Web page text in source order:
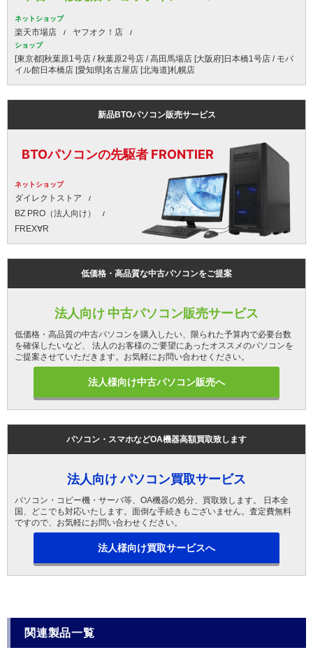
ネットショップ
楽天市場店 ヤフオク！店
ショップ
[東京都]秋葉原1号店 / 秋葉原2号店 / 高田馬場店 [大阪府]日本橋1号店 / モバ
イル館日本橋店 [愛知県]名古屋店 [北海道]札幌店
新品BTOパソコン販売サービス
BTOパソコンの先駆者 FRONTIER
ネットショップ
ダイレクトストア
BZ PRO（法人向け）
FREX∀R
低価格・高品質な中古パソコンをご提案
法人向け 中古パソコン販売サービス
低価格・高品質の中古パソコンを購入したい、限られた予算内で必要台数
を確保したいなど、 法人のお客様のご要望にあったオススメのパソコンを
ご提案させていただきます。お気軽にお問い合わせください。
法人様向け中古パソコン販売へ
パソコン・スマホなどOA機器高額買取致します
法人向け パソコン買取サービス
パソコン・コピー機・サーバ等、OA機器の処分、買取致します。 日本全
国、どこでも対応いたします。面倒な手続きもございません。査定費無料
ですので、お気軽にお問い合わせください。
法人様向け買取サービスへ
関連製品一覧